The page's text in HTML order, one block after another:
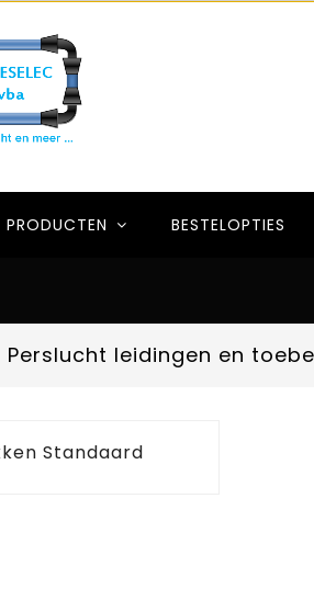
PRODUCTEN BESTELOPTIES
Perslucht leidingen en
Standaard